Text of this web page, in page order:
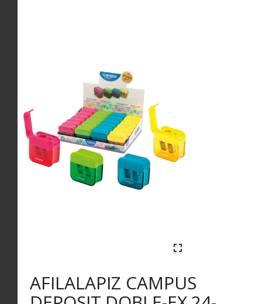
AFILALAPIZ CAMPUS